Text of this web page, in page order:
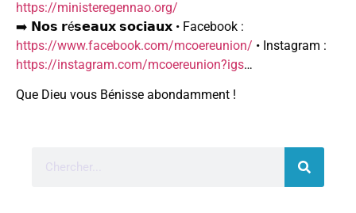
https://ministeregennao.org/
➡️ 𝗡𝗼𝘀 𝗿é𝘀𝗲𝗮𝘂𝘅 𝘀𝗼𝗰𝗶𝗮𝘂𝘅 • Facebook :
https://www.facebook.com/mcoereunion/ • Instagram :
https://instagram.com/mcoereunion?igs…
Que Dieu vous Bénisse abondamment !